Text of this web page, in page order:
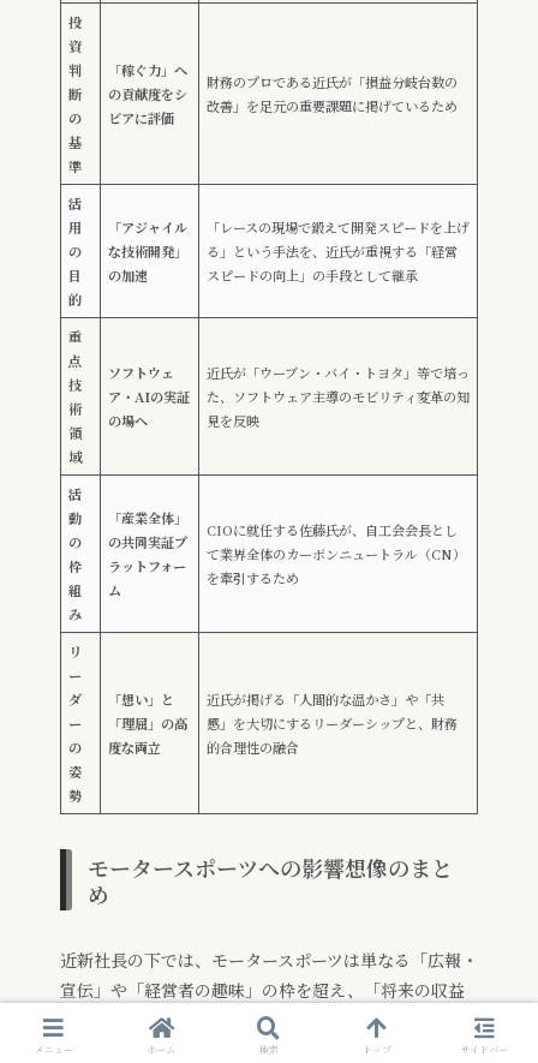
投
資
判
断
の
基
準
「稼ぐ力」へ
の貢献度をシ
ビアに評価
財務のプロである近氏が「損益分岐台数の
改善」を足元の重要課題に掲げているため
活
用
の
目
的
「アジャイル
な技術開発」
の加速
「レースの現場で鍛えて開発スピードを上げ
る」という手法を、近氏が重視する「経営
スピードの向上」の手段として継承
重
点
技
術
領
域
ソフトウェ
ア・AIの実証
の場へ
近氏が「ウーブン・バイ・トヨタ」等で培っ
た、ソフトウェア主導のモビリティ変革の知
見を反映
活
動
の
枠
組
み
「産業全体」
の共同実証プ
ラットフォー
ム
CIOに就任する佐藤氏が、自工会会長とし
て業界全体のカーボンニュートラル（CN）
を牽引するため
リ
ー
ダ
ー
の
姿
勢
「想い」と
「理屈」の高
度な両立
近氏が掲げる「人間的な温かさ」や「共
感」を大切にするリーダーシップと、財務
的合理性の融合
モータースポーツへの影響想像のまと
め
近新社長の下では、モータースポーツは単なる「広報・
宣伝」や「経営者の趣味」の枠を超え、「将来の収益
を生むための研鑽の場」および「産業界がCN実現に向
けて共闘する場」として、より戦略的かつ機能的に再
メニュー ホーム 検索 トップ サイドバー